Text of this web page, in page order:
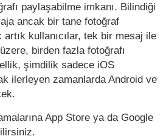
paylaşabilme imkanı. Bilindiği
ancak bir tane fotoğraf
kullanıcılar, tek bir mesaj ile
birden fazla fotoğrafı
şimdilik sadece iOS
ilerleyen zamanlarda Android ve
App Store ya da Google